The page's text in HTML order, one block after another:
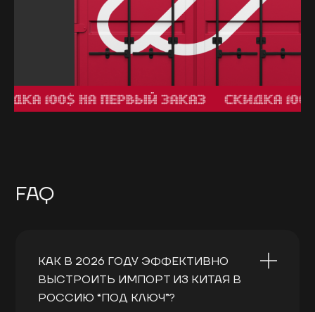
FAQ
КАК В 2026 ГОДУ ЭФФЕКТИВНО
ВЫСТРОИТЬ ИМПОРТ ИЗ КИТАЯ В
РОССИЮ “ПОД КЛЮЧ”?